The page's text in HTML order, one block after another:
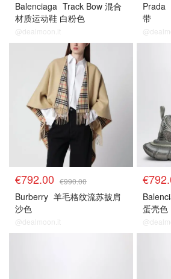
Balenciaga Track Bow 混合
材质运动鞋 白粉色
@dealmoon.it
Prada
带
€792.00 €990.00
Burberry 羊毛格纹流苏披肩
沙色
@dealmoon.it
蛋壳色